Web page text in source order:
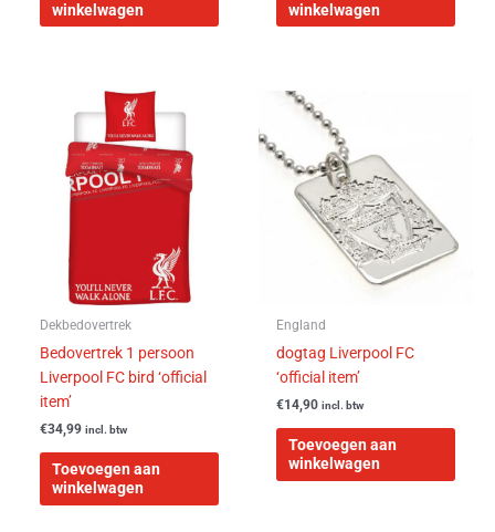
winkelwagen winkelwagen
Dekbedovertrek
Bedovertrek 1 persoon
Liverpool FC bird ‘official
item’
€34,99 incl. btw
Toevoegen aan
winkelwagen
England
dogtag Liverpool FC
‘official item’
€14,90 incl. btw
Toevoegen aan
winkelwagen